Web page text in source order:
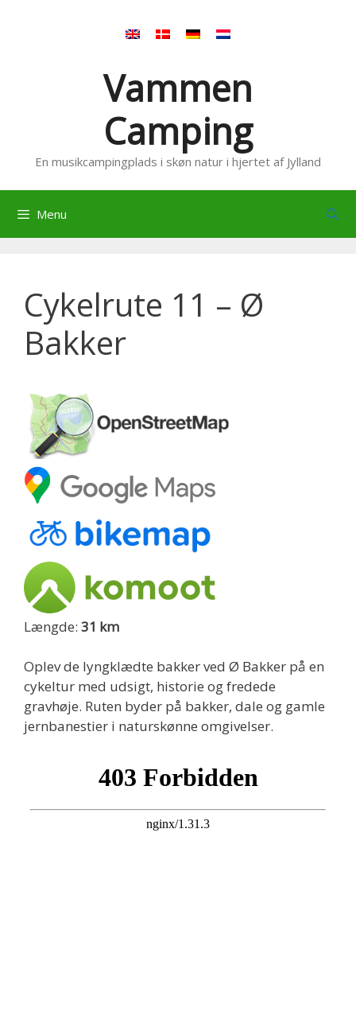
Vammen
Camping
En musikcampingplads i skøn natur i hjertet af Jylland
Menu
Cykelrute 11 – Ø
Bakker
Længde: 31 km
Oplev de lyngklædte bakker ved Ø Bakker på en
cykeltur med udsigt, historie og fredede
gravhøje. Ruten byder på bakker, dale og gamle
jernbanestier i naturskønne omgivelser.